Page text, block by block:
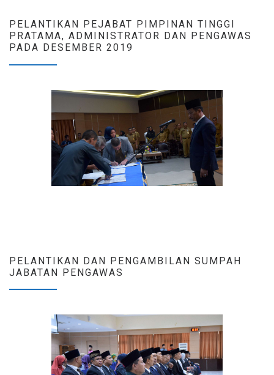
PELANTIKAN PEJABAT PIMPINAN TINGGI
PRATAMA, ADMINISTRATOR DAN PENGAWAS
PADA DESEMBER 2019
PELANTIKAN DAN PENGAMBILAN SUMPAH
JABATAN PENGAWAS